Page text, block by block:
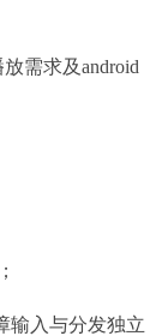
需求及android
输入与分发独立